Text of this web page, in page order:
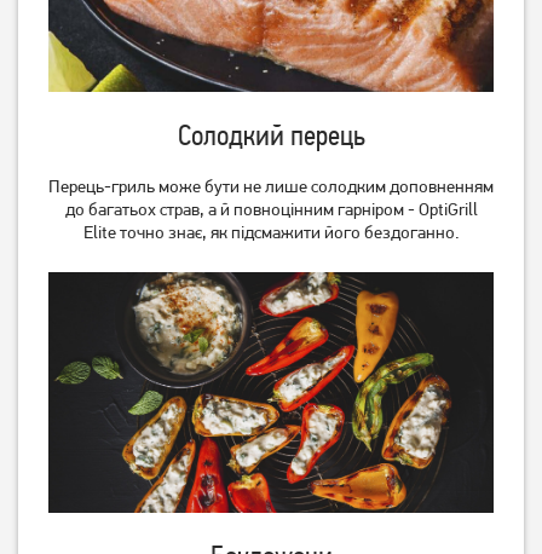
Солодкий перець
Перець-гриль може бути не лише солодким доповненням
до багатьох страв, а й повноцінним гарніром - OptiGrill
Elite точно знає, як підсмажити його бездоганно.